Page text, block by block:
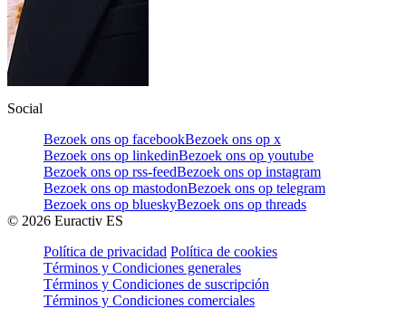
Social
Bezoek ons op facebookBezoek ons op x
Bezoek ons op linkedinBezoek ons op youtube
Bezoek ons op rss-feedBezoek ons op instagram
Bezoek ons op mastodonBezoek ons op telegram
Bezoek ons op blueskyBezoek ons op threads
© 2026 Euractiv ES
Política de privacidad Política de cookies
Términos y Condiciones generales
Términos y Condiciones de suscripción
Términos y Condiciones comerciales